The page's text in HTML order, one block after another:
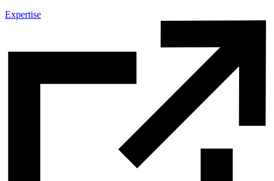
Expertise